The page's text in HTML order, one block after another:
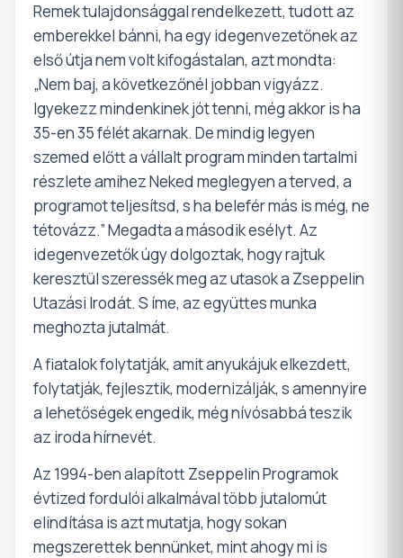
Remek tulajdonsággal rendelkezett, tudott az
emberekkel bánni, ha egy idegenvezetőnek az
első útja nem volt kifogástalan, azt mondta:
„Nem baj, a következőnél jobban vigyázz.
Igyekezz mindenkinek jót tenni, még akkor is ha
35-en 35 félét akarnak. De mindig legyen
szemed előtt a vállalt program minden tartalmi
részlete amihez Neked meglegyen a terved, a
programot teljesítsd, s ha belefér más is még, ne
tétovázz.” Megadta a második esélyt. Az
idegenvezetők úgy dolgoztak, hogy rajtuk
keresztül szeressék meg az utasok a Zseppelin
Utazási Irodát. S íme, az együttes munka
meghozta jutalmát.
A fiatalok folytatják, amit anyukájuk elkezdett,
folytatják, fejlesztik, modernizálják, s amennyire
a lehetőségek engedik, még nívósabbá teszik
az iroda hírnevét.
Az 1994-ben alapított Zseppelin Programok
évtized fordulói alkalmával több jutalomút
elindítása is azt mutatja, hogy sokan
megszerettek bennünket, mint ahogy mi is